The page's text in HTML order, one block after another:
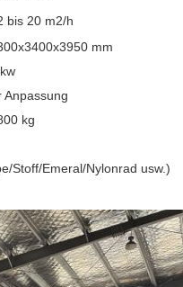
bis 20 m2/h
mm
Anpassung
kg
Stoff/Emeral/Nylonrad usw.)